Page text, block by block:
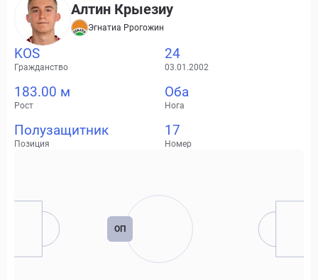
Алтин Крыезиу
Эгнатиа Ррогожин
KOS
Гражданство
24
03.01.2002
183.00 м
Рост
Оба
Нога
Полузащитник
Позиция
17
Номер
ОП